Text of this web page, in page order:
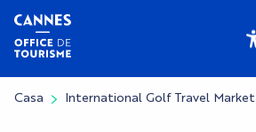
Aller
contenu
principal
Casa International Golf Travel